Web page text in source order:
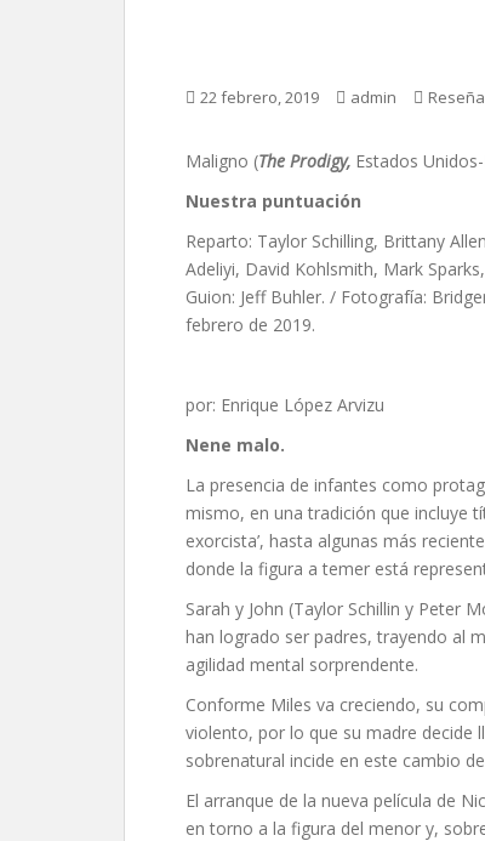
22 febrero, 2019 admin
Maligno (The Prodigy, Estados
Nuestra puntuación
Reparto: Taylor Schilling, Brittany
Adeliyi, David Kohlsmith, Mark
Guion: Jeff Buhler. / Fotografía:
febrero de 2019.
por: Enrique López Arvizu
Nene malo.
La presencia de infantes como
mismo, en una tradición que incluye
exorcista’, hasta algunas más
donde la figura a temer está
Sarah y John (Taylor Schillin y Peter
han logrado ser padres, trayendo al
agilidad mental sorprendente.
Conforme Miles va creciendo, su
violento, por lo que su madre decide
sobrenatural incide en este cambio
El arranque de la nueva película de
en torno a la figura del menor y,